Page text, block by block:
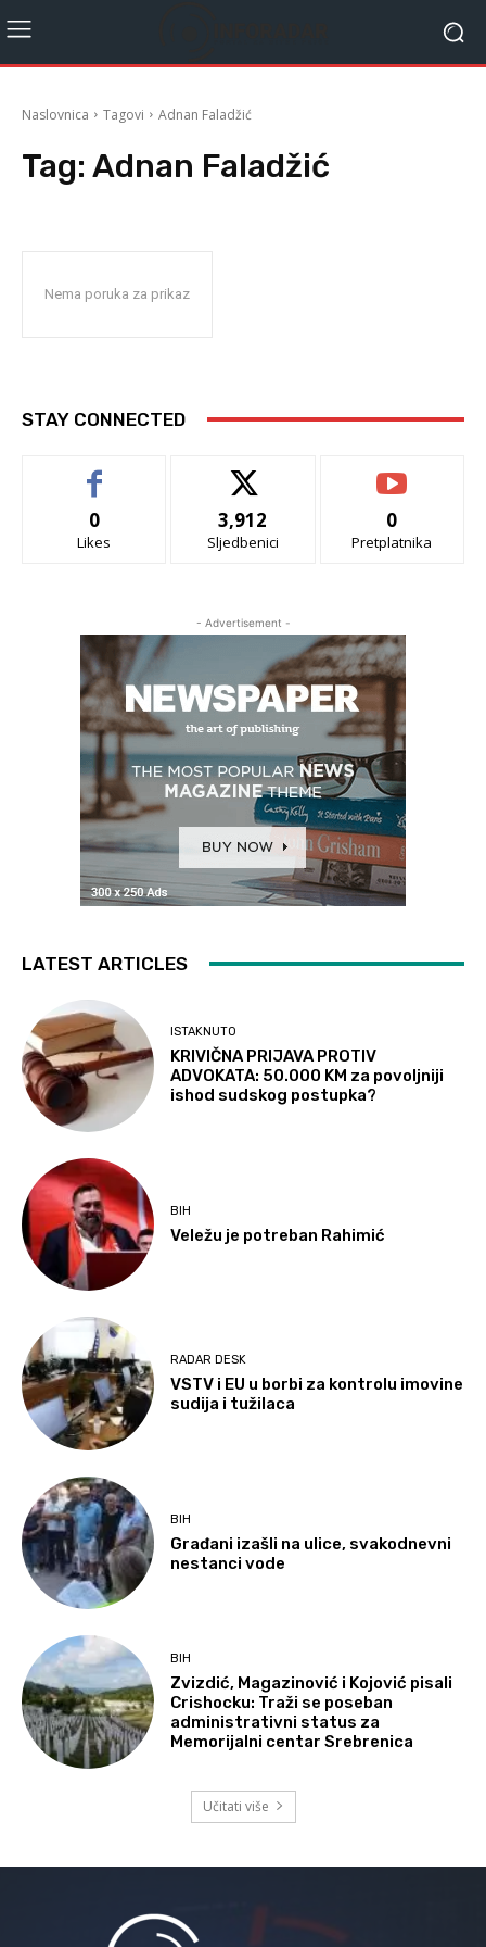
Naslovnica Tagovi Adnan Faladžić
Tag: Adnan Faladžić
Nema poruka za prikaz
STAY CONNECTED
0
Likes
3,912
Sljedbenici
0
Pretplatnika
- Advertisement -
LATEST ARTICLES
ISTAKNUTO
KRIVIČNA PRIJAVA PROTIV
ADVOKATA: 50.000 KM za povoljniji
ishod sudskog postupka?
BIH
Veležu je potreban Rahimić
RADAR DESK
VSTV i EU u borbi za kontrolu imovine
sudija i tužilaca
BIH
Građani izašli na ulice, svakodnevni
nestanci vode
BIH
Zvizdić, Magazinović i Kojović pisali
Crishocku: Traži se poseban
administrativni status za
Memorijalni centar Srebrenica
Učitati više